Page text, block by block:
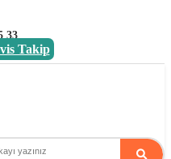
33
Takip